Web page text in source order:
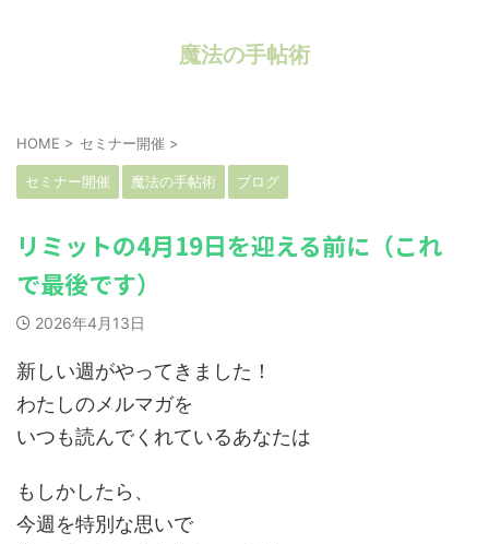
魔法の手帖術
HOME > セミナー開催 >
セミナー開催 魔法の手帖術 ブログ
リミットの4月19日を迎える前に（これ
で最後です）
2026年4月13日
新しい週がやってきました！
わたしのメルマガを
いつも読んでくれているあなたは
もしかしたら、
今週を特別な思いで